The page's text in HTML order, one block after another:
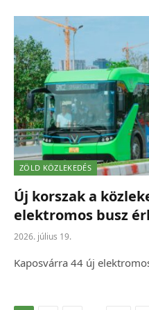
ZÖLD KÖZLEKEDÉS
Új korszak a
elektromos busz
2026. július 19.
Kaposvárra 44 új